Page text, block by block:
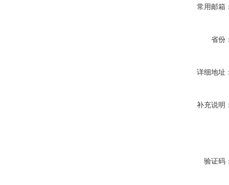
常用邮箱
省份
详细地址
补充说明
验证码